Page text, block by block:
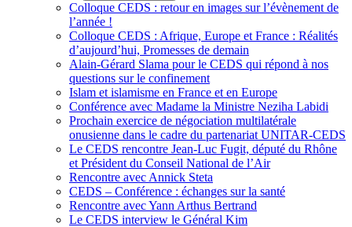
Colloque CEDS : retour en images sur l’évènement de
l’année !
Colloque CEDS : Afrique, Europe et France : Réalités
d’aujourd’hui, Promesses de demain
Alain-Gérard Slama pour le CEDS qui répond à nos
questions sur le confinement
Islam et islamisme en France et en Europe
Conférence avec Madame la Ministre Neziha Labidi
Prochain exercice de négociation multilatérale
onusienne dans le cadre du partenariat UNITAR-CEDS
Le CEDS rencontre Jean-Luc Fugit, député du Rhône
et Président du Conseil National de l’Air
Rencontre avec Annick Steta
CEDS – Conférence : échanges sur la santé
Rencontre avec Yann Arthus Bertrand
Le CEDS interview le Général Kim